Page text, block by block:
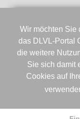
Wir möchten Sie
das DLVL-Portal
die weitere
Sie sich damit
Cookies auf